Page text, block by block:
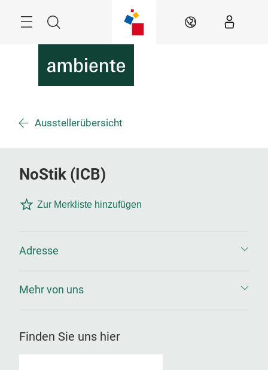
Suche DE
Ausstellerübersicht
NoStik (ICB)
Zur Merkliste hinzufügen
Adresse
Mehr von uns
Finden Sie uns hier